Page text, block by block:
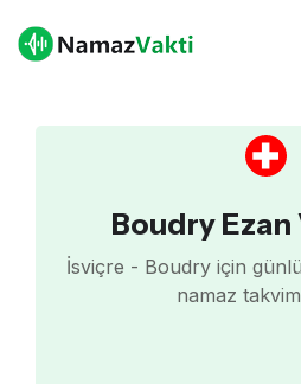
Boudry
İsviçre - Boudry için
namaz